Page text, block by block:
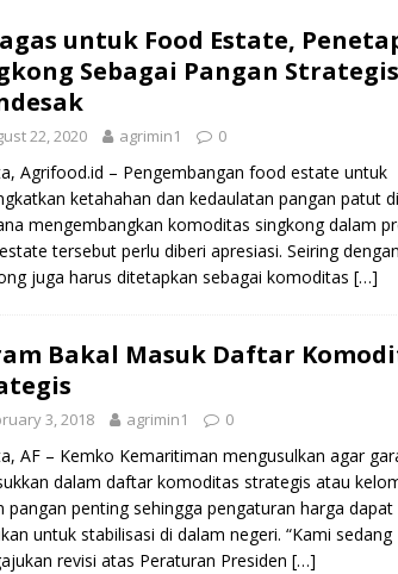
untuk Food Estate,
Sebagai Pangan Strategis
22, 2020 agrimin1 0
Agrifood.id – Pengembangan food estate untuk
ketahahan dan kedaulatan pangan patut
mengembangkan komoditas singkong dalam
tersebut perlu diberi apresiasi. Seiring
juga harus ditetapkan sebagai komoditas […]
Bakal Masuk Daftar
3, 2018 agrimin1 0
AF – Kemko Kemaritiman mengusulkan agar
dalam daftar komoditas strategis atau
pangan penting sehingga pengaturan harga dapat
untuk stabilisasi di dalam negeri. “Kami sedang
revisi atas Peraturan Presiden […]